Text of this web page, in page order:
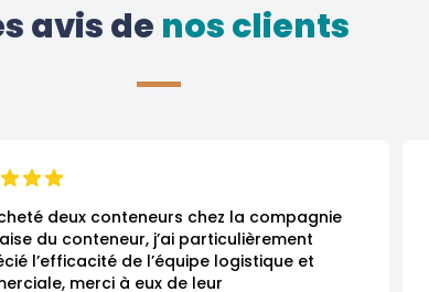
avis de nos clients
deux conteneurs chez la compagnie
du conteneur, j’ai particulièrement
l’efficacité de l’équipe logistique et
merci à eux de leur